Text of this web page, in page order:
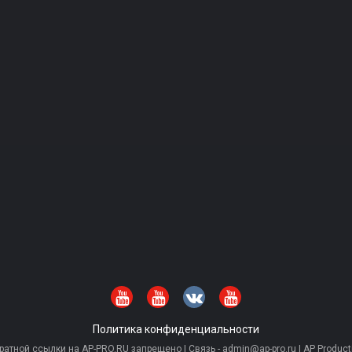
Политика конфиденциальности
ссылки на AP-PRO.RU запрещено | Связь - admin@ap-pro.ru | AP